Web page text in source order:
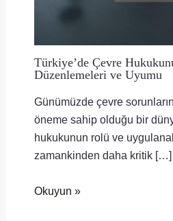
Türkiye’de Çevre
Düzenlemeleri ve Uyumu
Günümüzde çevre
öneme sahip olduğu bir
hukukunun rolü ve
zamankinden daha kritik […]
Okuyun »